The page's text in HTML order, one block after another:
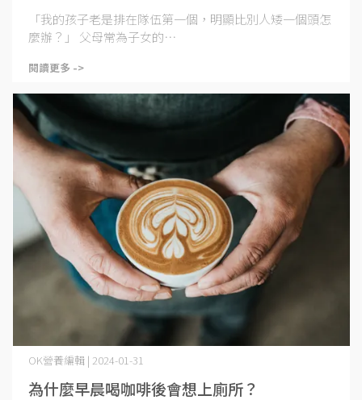
「我的孩子老是排在隊伍第一個，明顯比別人矮一個頭怎
麼辦？」 父母常為子女的⋯
閱讀更多 ->
為什麼早晨喝咖啡後會想上廁所？
OK營養編輯 | 2024-01-31